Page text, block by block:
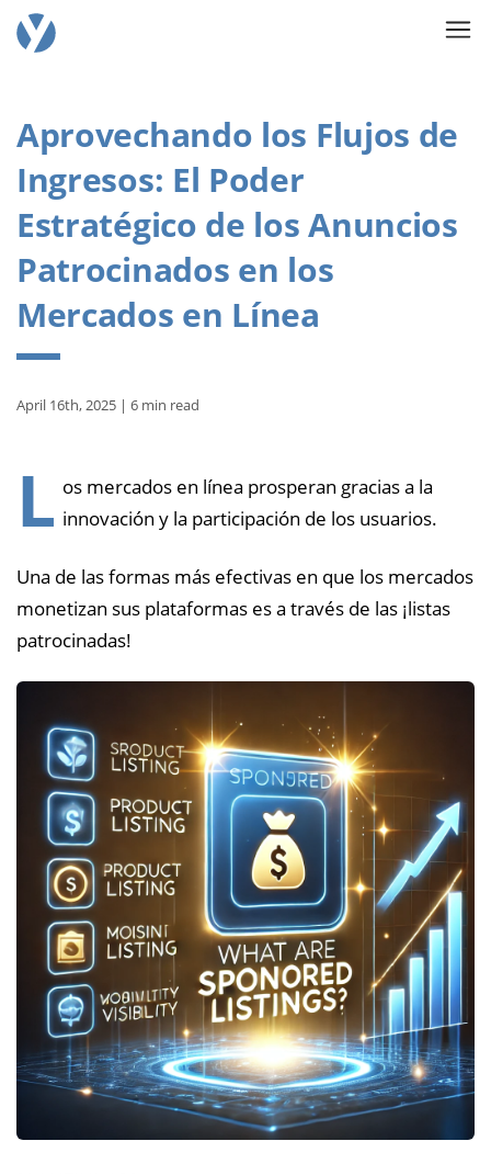
Aprovechando los Flujos de
Ingresos: El Poder
Estratégico de los Anuncios
Patrocinados en los
Mercados en Línea
April 16th, 2025 | 6 min read
L os mercados en línea prosperan gracias a la
innovación y la participación de los usuarios.
Una de las formas más efectivas en que los mercados
monetizan sus plataformas es a través de las ¡listas
patrocinadas!